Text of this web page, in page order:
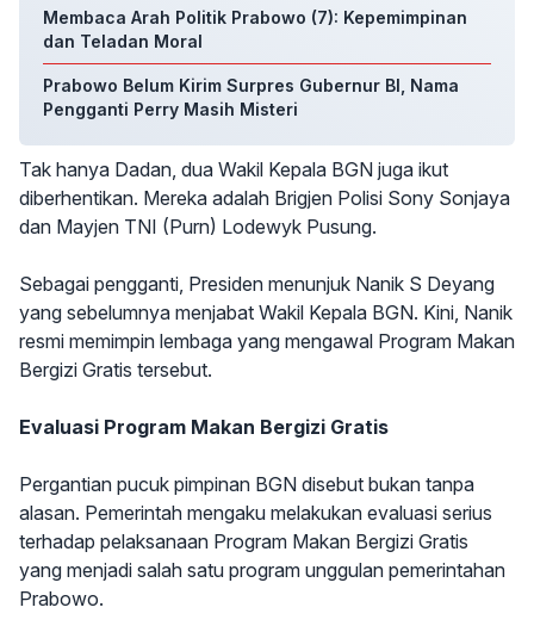
Membaca Arah Politik Prabowo (7): Kepemimpinan
dan Teladan Moral
Prabowo Belum Kirim Surpres Gubernur BI, Nama
Pengganti Perry Masih Misteri
Tak hanya Dadan, dua Wakil Kepala BGN juga ikut
diberhentikan. Mereka adalah Brigjen Polisi Sony Sonjaya
dan Mayjen TNI (Purn) Lodewyk Pusung.
Sebagai pengganti, Presiden menunjuk Nanik S Deyang
yang sebelumnya menjabat Wakil Kepala BGN. Kini, Nanik
resmi memimpin lembaga yang mengawal Program Makan
Bergizi Gratis tersebut.
Evaluasi Program Makan Bergizi Gratis
Pergantian pucuk pimpinan BGN disebut bukan tanpa
alasan. Pemerintah mengaku melakukan evaluasi serius
terhadap pelaksanaan Program Makan Bergizi Gratis
yang menjadi salah satu program unggulan pemerintahan
Prabowo.